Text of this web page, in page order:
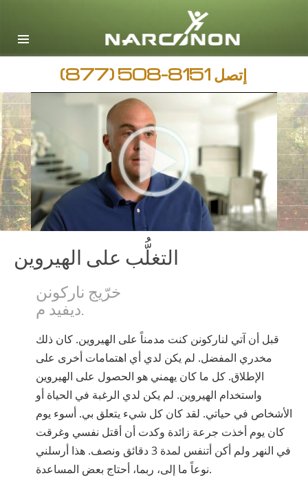
Arabic
جميع المناطق / اللغات
إتصل(877) 508-8151
التغلُّب على الهيروين
خرّيج ناركونن
قبل أن آتي لناركونن كنت مدمناً على الهيروين. كان ذلك
مخدري المفضل. لم يكن لدي أي اهتمامات أخرى على
الإطلاق. كل ما كان يهمني هو الحصول على الهيروين
واستخدام الهيروين. لم يكن لدي الرغبة في الحياة أو
الأشخاص في حياتي. لقد كان كل شيء يتعلق بي. أسوء يوم
كان يوم أخذت جرعة زائدة وكدت أن أقتل نفسي وغرقت
في النهر ولم أكن أتنفس لمدة 3 دقائق ونصف. هذا أرسلني
نوعاً ما إلى، ربما، أحتاج بعض المساعدة.